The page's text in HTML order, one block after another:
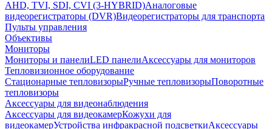
AHD, TVI, SDI, CVI (3-HYBRID)Аналоговые
видеорегистраторы (DVR)Видеорегистраторы для транспорта
Пульты управления
Объективы
Мониторы
Мониторы и панелиLED панелиАксессуары для мониторов
Тепловизионное оборудование
Стационарные тепловизорыРучные тепловизорыПоворотные
тепловизоры
Аксессуары для видеонаблюдения
Аксессуары для видеокамерКожухи для
видеокамерУстройства инфракрасной подсветкиАксессуары